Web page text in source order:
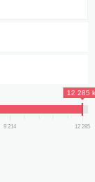
12 285
9 214 12 285